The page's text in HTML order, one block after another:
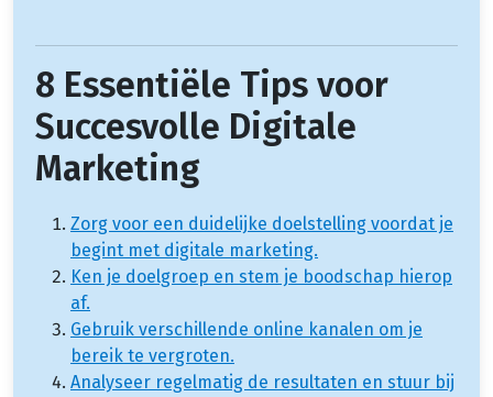
8 Essentiële Tips voor
Succesvolle Digitale
Marketing
Zorg voor een duidelijke doelstelling voordat je
begint met digitale marketing.
Ken je doelgroep en stem je boodschap hierop
af.
Gebruik verschillende online kanalen om je
bereik te vergroten.
Analyseer regelmatig de resultaten en stuur bij